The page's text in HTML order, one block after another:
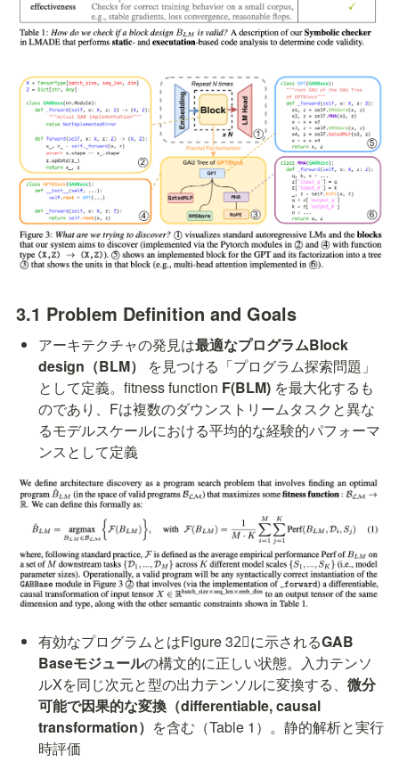
3.1 Problem Definition and Goals
アーキテクチャの発見は最適なプログラムBlock
design（BLM）
を見つける「プログラム探索問題」
として定義。fitness function F(BLM) を最大化するも
のであり、Fは複数のダウンストリームタスクと異な
るモデルスケールにおける平均的な経験的パフォーマ
ンスとして定義
有効なプログラムとはFigure 32⃝に示されるGAB
Baseモジュールの構文的に正しい状態。入力テンソ
ルXを同じ次元と型の出力テンソルに変換する、微分
可能で因果的な変換（differentiable, causal
transformation） を含む（Table 1）。静的解析と実行
時評価